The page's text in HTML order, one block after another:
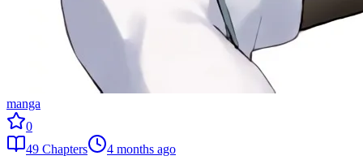
manga
0
49 Chapters 4 months ago